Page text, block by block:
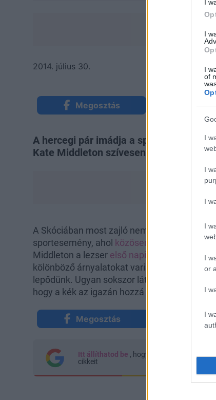
I
I
I
of
I
I
I
I
I
or
I
I
2014. július 30.
Megosztás Küldés
A hercegi pár imádja a sportokat.
Kate Middleton szívesen
kipróbál
A Skóciában most zajló nemzetközösségi
sportesemény, ahol közösen jelenik meg a
Middleton a lezser első napi szettje
után
kölönböző árnyalatokat variáló szettje
lepődünk. Ugyan sokszor látjuk más színű
hogy a kék az igazán hozzá passzoló szín,
Megosztás Küldés
Itt állíthatod be , hogy a Google
cikkeit